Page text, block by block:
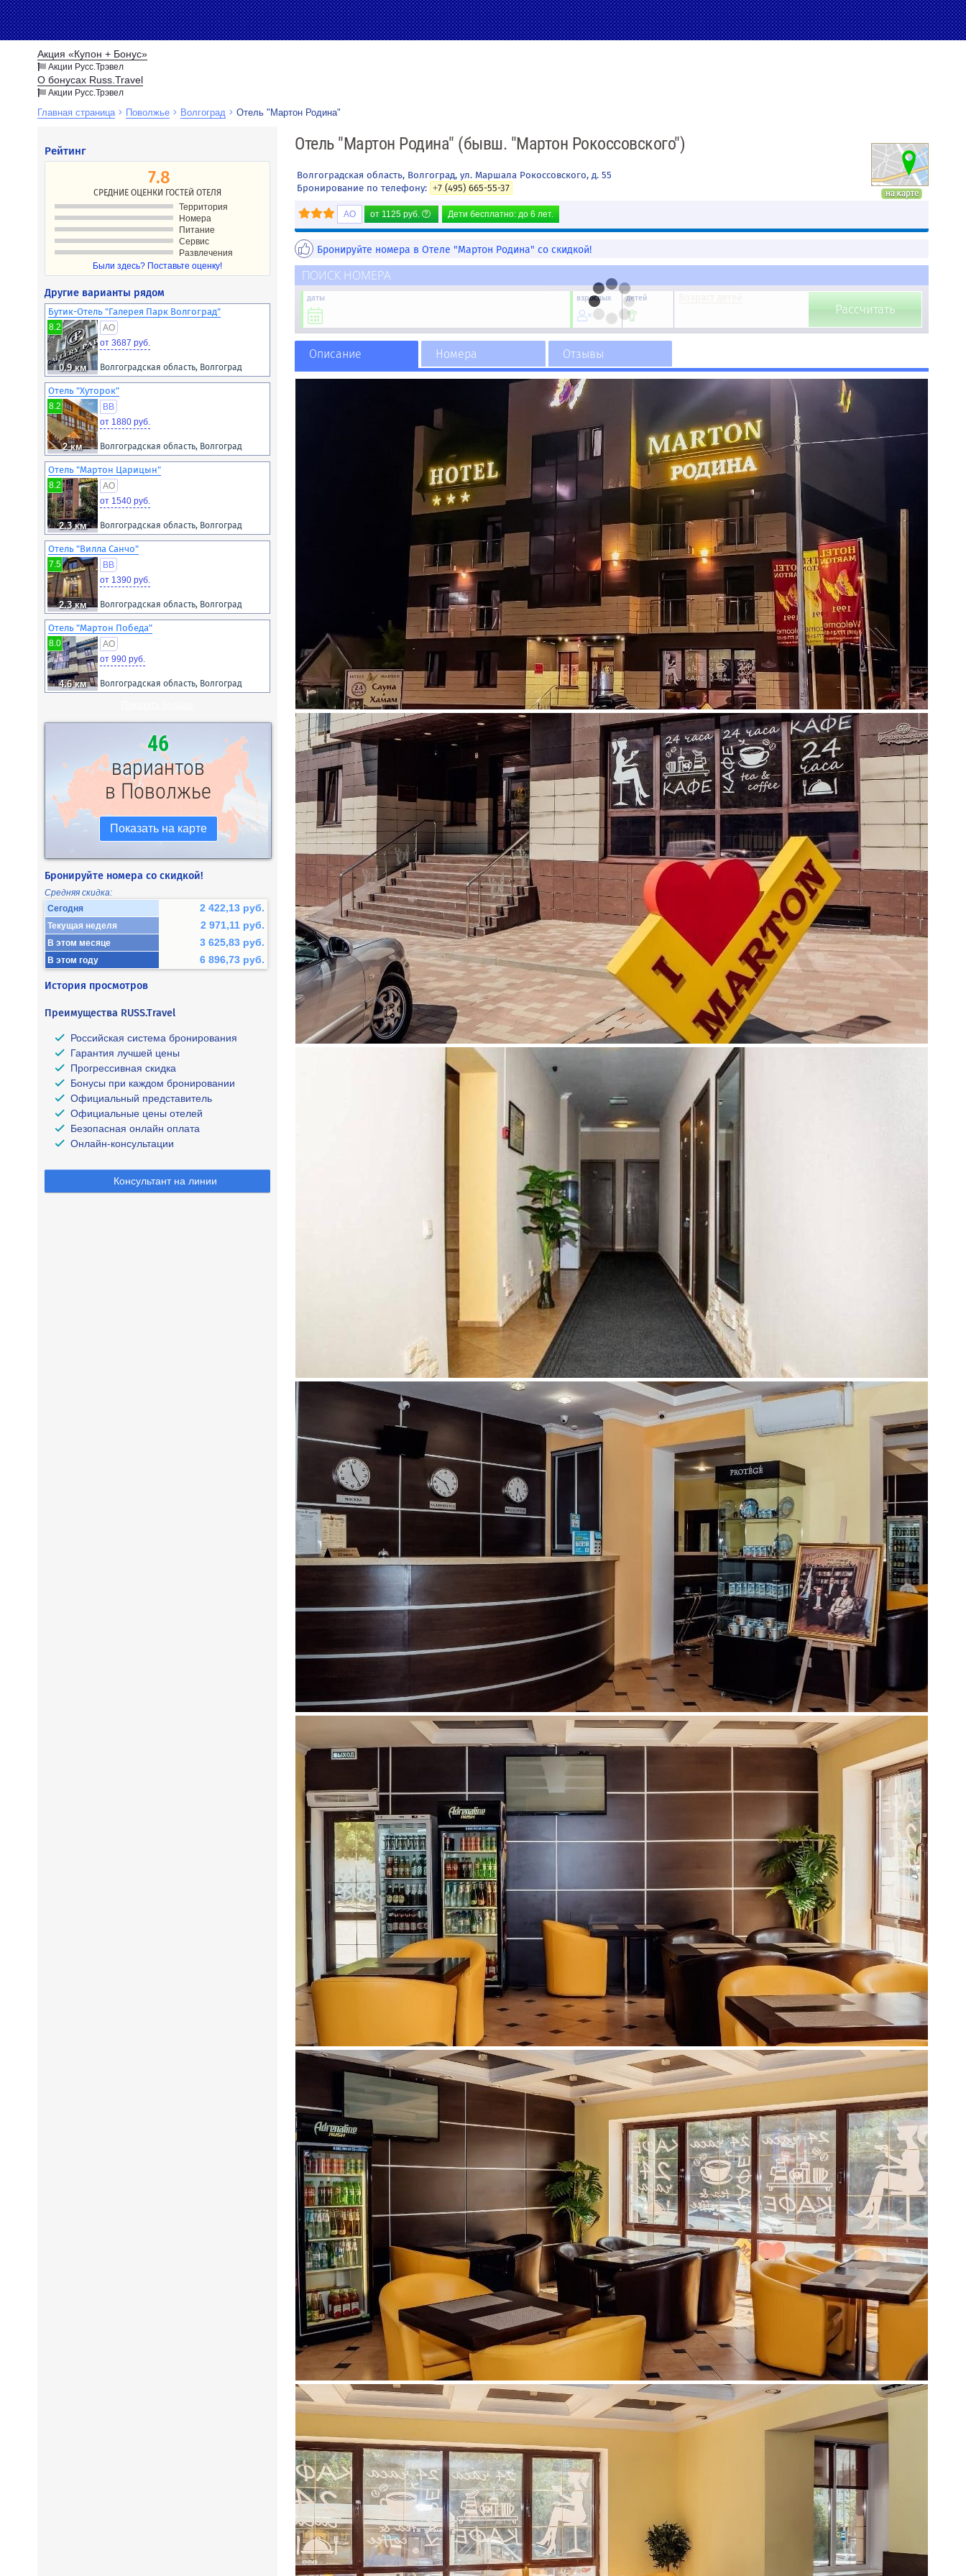
Направление
Акция «Купон + Бонус»
Акции Русс.Трэвел
О бонусах Russ.Travel
Акции Русс.Трэвел
Главная страница Поволжье Волгоград Отель "Мартон Родина"
Рейтинг
7.8
СРЕДНИЕ ОЦЕНКИ ГОСТЕЙ ОТЕЛЯ
Территория
Номера
Питание
Сервис
Развлечения
Были здесь? Поставьте оценку!
Другие варианты рядом
Бутик-Отель "Галерея Парк Волгоград"
0.9 км
8.2
AO
от 3687 руб.
Волгоградская область, Волгоград
Отель "Хуторок"
2 км
8.2
BB
от 1880 руб.
Волгоградская область, Волгоград
Отель "Мартон Царицын"
2.3 км
8.2
AO
от 1540 руб.
Волгоградская область, Волгоград
Отель "Вилла Санчо"
2.3 км
7.5
BB
от 1390 руб.
Волгоградская область, Волгоград
Отель "Мартон Победа"
4.6 км
8.0
AO
от 990 руб.
Волгоградская область, Волгоград
46
вариантов
в Поволжье
Показать на карте
Бронируйте номера со скидкой!
Средняя скидка:
Сегодня
2 422,13 руб.
Текущая неделя 2 971,11 руб.
В этом месяце 3 625,83 руб.
В этом году 6 896,73 руб.
История просмотров
Преимущества RUSS.Travel
Российская система бронирования
Гарантия лучшей цены
Прогрессивная скидка
Бонусы при каждом бронировании
Официальный представитель
Официальные цены отелей
Безопасная онлайн оплата
Онлайн-консультации
Консультант на линии
Отель "Мартон Родина" (бывш. "Мартон Рокоссовского")
Волгоградская область, Волгоград, ул. Маршала Рокоссовского, д. 55
Бронирование по телефону: +7 (495) 665-55-37
AO от 1125 руб. Дети бесплатно: до 6 лет.
Бронируйте номера в Отеле "Мартон Родина" со скидкой!
ПОИСК НОМЕРА
даты взрослых детей
Описание Номера Отзывы